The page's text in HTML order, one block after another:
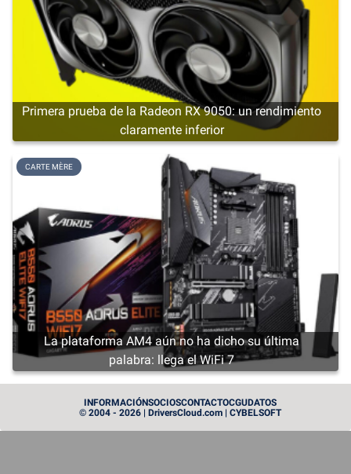
Primera prueba de la Radeon RX 9050: un rendimiento
claramente inferior
La plataforma AM4 aún no ha dicho su última
palabra: llega el WiFi 7
CARTE MÈRE
CARTE GRAPHIQUE
INFORMACIÓNSOCIOSCONTACTOCGUDATOS
© 2004 - 2026 | DriversCloud.com | CYBELSOFT